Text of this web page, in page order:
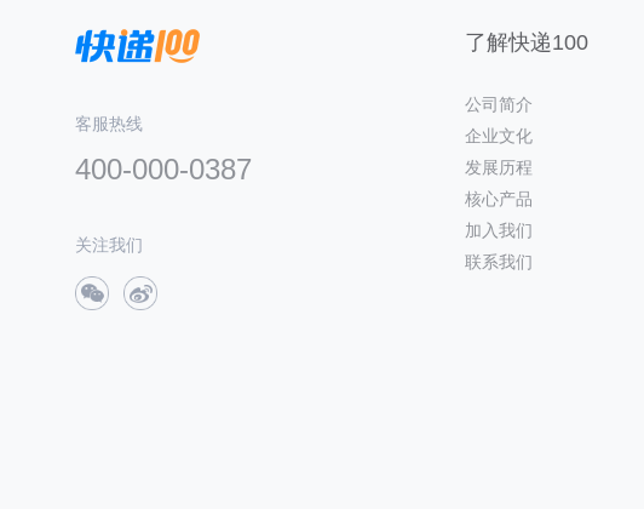
客服热线
400-000-0387
关注我们
了解快递100
公司简介
企业文化
发展历程
核心产品
加入我们
联系我们